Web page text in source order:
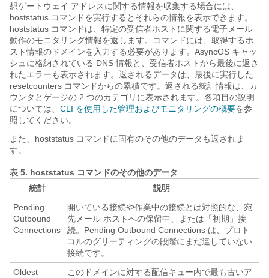
想ゲートウェイ アドレスに関する情報を収集する場合には、
hoststatus コマンドを実行するとそれらの情報を表示できます。
hoststatus コマンドは、特定の受信者ホストに関する電子メール
動作のモニタリング情報を返します。コマンドには、取得するホ
スト情報のドメインを入力する必要があります。AsyncOS キャッ
シュに格納されている DNS 情報と、受信者ホストから最後に返さ
れたエラーも表示されます。返されるデータは、最後に実行した
resetcounters コマンドからの累積です。返される統計情報は、カ
ウンタとゲージの 2 つのカテゴリに表示されます。各項目の説明
については、 CLI を使用した管理およびモニタリングの概要を参
照してください。
また、hoststatus コマンドに固有のその他のデータも返されま
す。
表 5. hoststatus コマンドのその他のデータ
統計
説明
Pending
Outbound
Connections
開いている接続や作業中の接続とは対照的な、宛
先メール ホストへの保留中、または「初期」接
続。Pending Outbound Connections は、プロト
コルのグリーティングの段階にまだ達していない
接続です。
Oldest
このドメインに対する配信キュー内で最も古いア